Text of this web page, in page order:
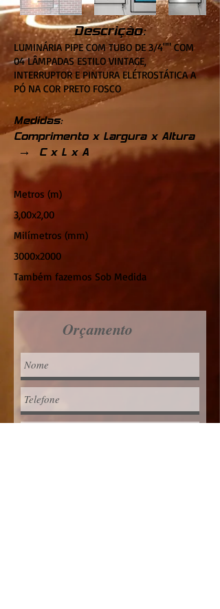
Descrição:
LUMINÁRIA PIPE COM TUBO DE 3/4"" COM
04 LÂMPADAS ESTILO VINTAGE,
INTERRUPTOR E PINTURA ELÉTROSTÁTICA A
PÓ NA COR PRETO FOSCO
Medidas:
Comprimento x Largura x Altura
→ C x L x A
Metros (m)
3,00x2,00
Milímetros (mm)
3000x2000
Também fazemos Sob Medida
Orçamento